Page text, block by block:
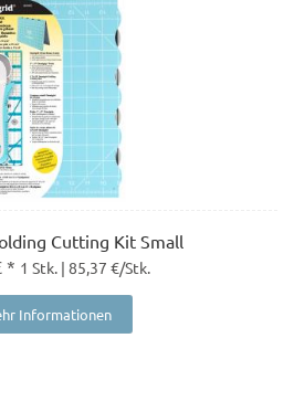
Cutting Kit Small
* 1 Stk. | 85,37 €/Stk.
Informationen